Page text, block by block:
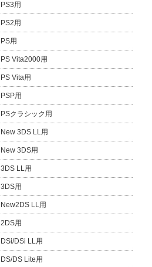
PS3用
PS2用
PS用
PS Vita2000用
PS Vita用
PSP用
PSクラシック用
New 3DS LL用
New 3DS用
3DS LL用
3DS用
New2DS LL用
2DS用
DSi/DSi LL用
DS/DS Lite用